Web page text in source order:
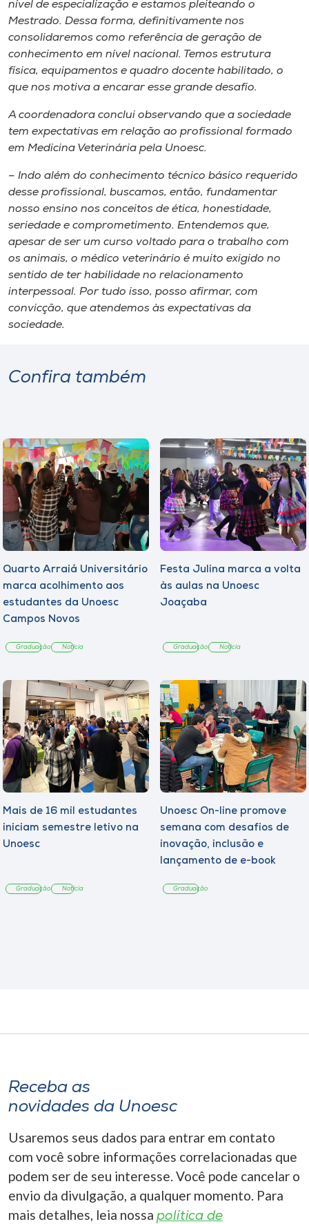
nível de especialização e estamos pleiteando o
Mestrado. Dessa forma, definitivamente nos
consolidaremos como referência de geração de
conhecimento em nível nacional. Temos estrutura
física, equipamentos e quadro docente habilitado, o
que nos motiva a encarar esse grande desafio.
A coordenadora conclui observando que a sociedade
tem expectativas em relação ao profissional formado
em Medicina Veterinária pela Unoesc.
– Indo além do conhecimento técnico básico requerido
desse profissional, buscamos, então, fundamentar
nosso ensino nos conceitos de ética, honestidade,
seriedade e comprometimento. Entendemos que,
apesar de ser um curso voltado para o trabalho com
os animais, o médico veterinário é muito exigido no
sentido de ter habilidade no relacionamento
interpessoal. Por tudo isso, posso afirmar, com
convicção, que atendemos às expectativas da
sociedade.
Confira também
Quarto Arraiá Universitário
marca acolhimento aos
estudantes da Unoesc
Campos Novos
Graduação Notícia
Festa Julina marca a volta
às aulas na Unoesc
Joaçaba
Graduação Notícia
Mais de 16 mil estudantes
iniciam semestre letivo na
Unoesc
Graduação Notícia
Unoesc On-line promove
semana com desafios de
inovação, inclusão e
lançamento de e-book
Graduação
Receba as
novidades da Unoesc
Usaremos seus dados para entrar em contato
com você sobre informações correlacionadas que
podem ser de seu interesse. Você pode cancelar o
envio da divulgação, a qualquer momento. Para
mais detalhes, leia nossa política de